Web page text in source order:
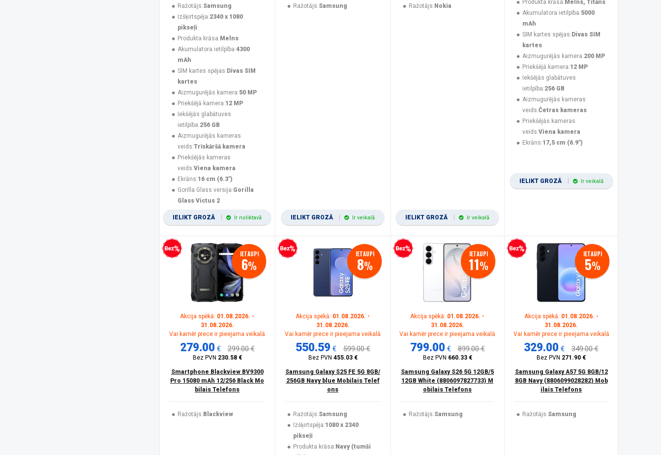
Ražotājs:Samsung
Izšķirtspēja:2340 x 1080
pikseļi
Produkta krāsa: Melns
Akumulatora ietilpība:4300
mAh
SIM kartes spējas: Divas SIM
kartes
Aizmugurējās kamera:50 MP
Priekšējā kamera:12 MP
Iekšējās glabātuves
ietilpība:256 GB
Aizmugurējās kameras
veids:Trīskāršā kamera
Priekšējās kameras
veids:Viena kamera
Ekrāns:16 cm (6.3")
Gorilla Glass versija:Gorilla
Glass Victus 2
IELIKT GROZĀ Ir noliktavā
Ražotājs:Samsung
IELIKT GROZĀ Ir veikalā
Ražotājs: Nokia
IELIKT GROZĀ Ir veikalā
Produkta krāsa: Melns, Titāns
Akumulatora ietilpība:5000
mAh
SIM kartes spējas: Divas SIM
kartes
Aizmugurējās kamera:200 MP
Priekšējā kamera:12 MP
Iekšējās glabātuves
ietilpība:256 GB
Aizmugurējās kameras
veids:Četras kameras
Priekšējās kameras
veids:Viena kamera
Ekrāns:17,5 cm (6.9")
IELIKT GROZĀ Ir veikalā
Bezprocentu kredīts IETAUPI
6%
Akcija spēkā: 01.08.2026. -
31.08.2026.
Vai kamēr prece ir pieejama veikalā
279.00 € 299.00 €
Bez PVN 230.58 €
Smartphone Blackview BV9300
Pro 15080 mAh 12/256 Black Mo
bilais Telefons
Ražotājs: Blackview
Bezprocentu kredīts IETAUPI
8%
Akcija spēkā: 01.08.2026. -
31.08.2026.
Vai kamēr prece ir pieejama veikalā
550.59 € 599.00 €
Bez PVN 455.03 €
Samsung Galaxy S25 FE 5G 8GB/
256GB Navy blue Mobilais Telef
ons
Ražotājs:Samsung
Izšķirtspēja:1080 x 2340
pikseļi
Produkta krāsa: Navy (tumši
Bezprocentu kredīts IETAUPI
11%
Akcija spēkā: 01.08.2026. -
31.08.2026.
Vai kamēr prece ir pieejama veikalā
799.00 € 899.00 €
Bez PVN 660.33 €
Samsung Galaxy S26 5G 12GB/5
12GB White (8806097827733) M
obilais Telefons
Ražotājs:Samsung
Bezprocentu kredīts IETAUPI
5%
Akcija spēkā: 01.08.2026. -
31.08.2026.
Vai kamēr prece ir pieejama veikalā
329.00 € 349.00 €
Bez PVN 271.90 €
Samsung Galaxy A57 5G 8GB/12
8GB Navy (8806099028282) Mob
ilais Telefons
Ražotājs:Samsung